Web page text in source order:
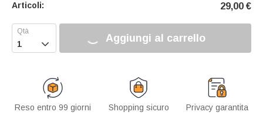
Articoli: 29,00 €
 Aggiungi al carrello
Reso entro 99 giorni Shopping sicuro Privacy garantita